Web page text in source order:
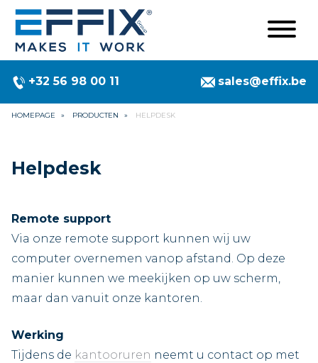
+32 56 98 00 11 sales@effix.be
HOMEPAGE PRODUCTEN HELPDESK
Helpdesk
Remote support
Via onze remote support kunnen wij uw
computer overnemen vanop afstand. Op deze
manier kunnen we meekijken op uw scherm,
maar dan vanuit onze kantoren.
Werking
Tijdens de kantooruren neemt u contact op met